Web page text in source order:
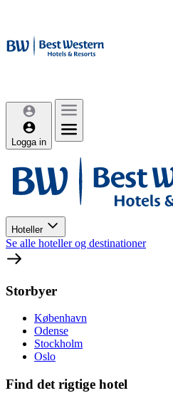
Logga in
Hoteller
Se alle hoteller og destinationer
Storbyer
København
Odense
Stockholm
Oslo
Find det rigtige hotel